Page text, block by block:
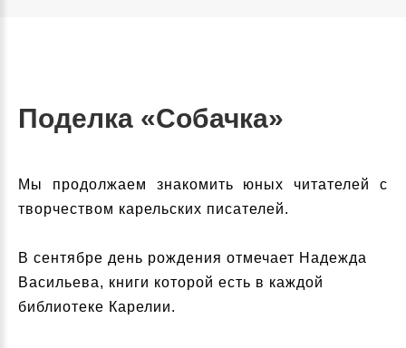
Поделка «Собачка»
Мы продолжаем знакомить юных читателей с
творчеством карельских писателей.
В сентябре день рождения отмечает Надежда
Васильева, книги которой есть в каждой
библиотеке Карелии.